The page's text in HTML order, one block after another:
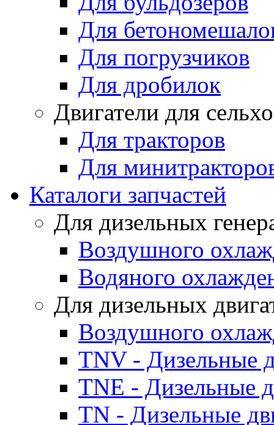
Для
Для погрузчиков
Для дробилок
Двигатели для
Для тракторов
Для
Каталоги запчастей
Для дизельных
Воздушного
Водяного
Для дизельных
Воздушного
TNV - Дизельные
TNE - Дизельные
TN - Дизельные